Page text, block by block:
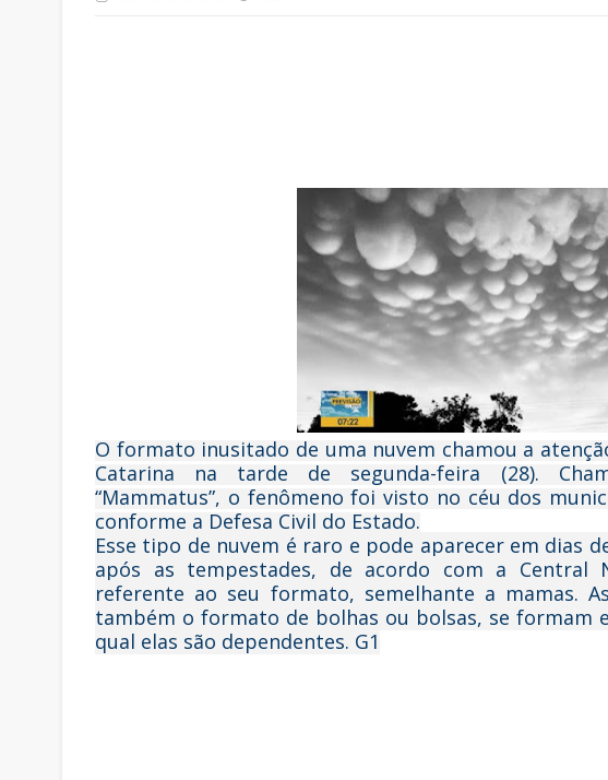
O formato inusitado de uma nuvem chamou a
Catarina na tarde de segunda-feira (28).
“Mammatus”, o fenômeno foi visto no céu dos
conforme a Defesa Civil do Estado.
Esse tipo de nuvem é raro e pode aparecer em dias
após as tempestades, de acordo com a Central
referente ao seu formato, semelhante a mamas.
também o formato de bolhas ou bolsas, se formam
qual elas são dependentes. G1